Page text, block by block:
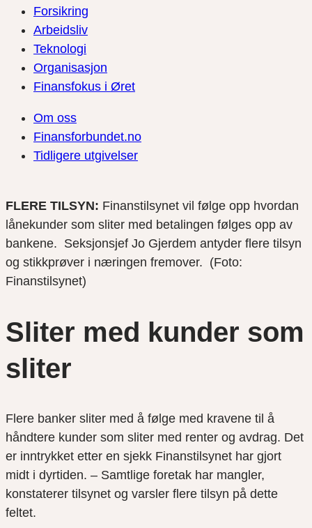
Forsikring
Arbeidsliv
Teknologi
Organisasjon
Finansfokus i Øret
Om oss
Finansforbundet.no
Tidligere utgivelser
FLERE TILSYN: Finanstilsynet vil følge opp hvordan
lånekunder som sliter med betalingen følges opp av
bankene. Seksjonsjef Jo Gjerdem antyder flere tilsyn
og stikkprøver i næringen fremover. (Foto:
Finanstilsynet)
Sliter med kunder som
sliter
Flere banker sliter med å følge med kravene til å
håndtere kunder som sliter med renter og avdrag. Det
er inntrykket etter en sjekk Finanstilsynet har gjort
midt i dyrtiden. – Samtlige foretak har mangler,
konstaterer tilsynet og varsler flere tilsyn på dette
feltet.